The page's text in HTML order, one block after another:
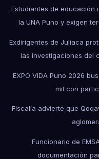
Estudiantes de educación
la UNA Puno y exigen
Exdirigentes de Juliaca
las investigaciones del
EXPO VIDA Puno 2026
mil con
Fiscalía advierte que
Funcionario de
documentación